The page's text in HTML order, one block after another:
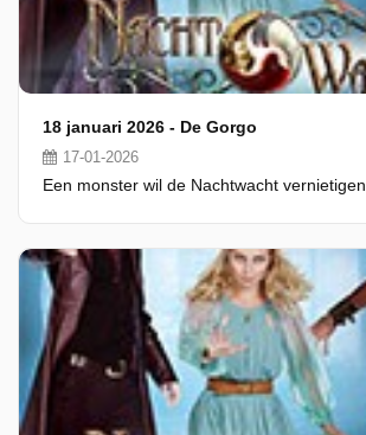
18 januari 2026 - De Gorgo
17-01-2026
Een monster wil de Nachtwacht vernietigen